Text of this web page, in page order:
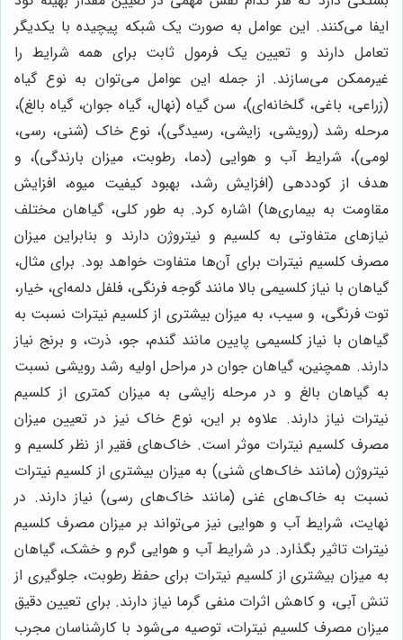
ایفا می‌کنند. این عوامل به صورت یک شبکه پیچیده با یکدیگر
تعامل دارند و تعیین یک فرمول ثابت برای همه شرایط را
غیرممکن می‌سازند. از جمله این عوامل می‌توان به نوع گیاه
(زراعی، باغی، گلخانه‌ای)، سن گیاه (نهال، گیاه جوان، گیاه بالغ)،
مرحله رشد (رویشی، زایشی، رسیدگی)، نوع خاک (شنی، رسی،
لومی)، شرایط آب و هوایی (دما، رطوبت، میزان بارندگی)، و
هدف از کوددهی (افزایش رشد، بهبود کیفیت میوه، افزایش
مقاومت به بیماری‌ها) اشاره کرد. به طور کلی، گیاهان مختلف
نیازهای متفاوتی به کلسیم و نیتروژن دارند و بنابراین میزان
مصرف کلسیم نیترات برای آن‌ها متفاوت خواهد بود. برای مثال،
گیاهان با نیاز کلسیمی بالا مانند گوجه فرنگی، فلفل دلمه‌ای، خیار،
توت فرنگی، و سیب، به میزان بیشتری از کلسیم نیترات نسبت به
گیاهان با نیاز کلسیمی پایین مانند گندم، جو، ذرت، و برنج نیاز
دارند. همچنین، گیاهان جوان در مراحل اولیه رشد رویشی نسبت
به گیاهان بالغ و در مرحله زایشی به میزان کمتری از کلسیم
نیترات نیاز دارند. علاوه بر این، نوع خاک نیز در تعیین میزان
مصرف کلسیم نیترات موثر است. خاک‌های فقیر از نظر کلسیم و
نیتروژن (مانند خاک‌های شنی) به میزان بیشتری از کلسیم نیترات
نسبت به خاک‌های غنی (مانند خاک‌های رسی) نیاز دارند. در
نهایت، شرایط آب و هوایی نیز می‌تواند بر میزان مصرف کلسیم
نیترات تاثیر بگذارد. در شرایط آب و هوایی گرم و خشک، گیاهان
به میزان بیشتری از کلسیم نیترات برای حفظ رطوبت، جلوگیری از
تنش آبی، و کاهش اثرات منفی گرما نیاز دارند. برای تعیین دقیق
میزان مصرف کلسیم نیترات، توصیه می‌شود با کارشناسان مجرب